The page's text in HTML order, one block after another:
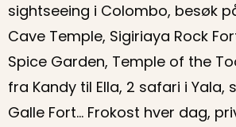
sightseeing i Colombo, besøk
Cave Temple, Sigiriaya Rock
Spice Garden, Temple of the
fra Kandy til Ella, 2 safari i Yala,
Galle Fort... Frokost hver dag,